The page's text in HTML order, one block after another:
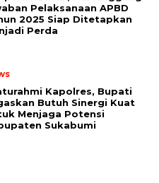
Pelaksanaan APBD
2025 Siap Ditetapkan
Perda
Kapolres, Bupati
Butuh Sinergi Kuat
Menjaga Potensi
Sukabumi